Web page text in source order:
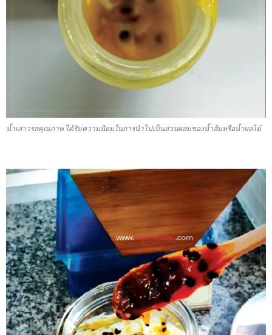
น้ำเสาวรสคุณภาพ ได้รับความนิยมในการนำไปเป็นส่วนผสมของน้ำส้มหรือน้ำผลไม้